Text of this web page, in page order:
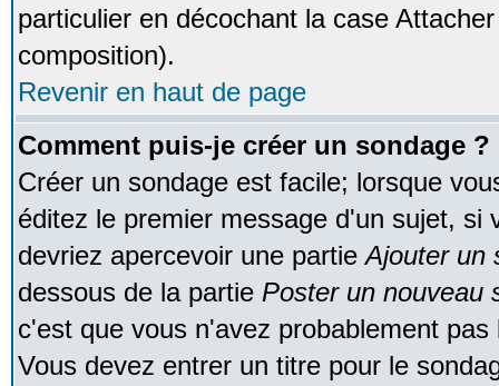
particulier en décochant la case
composition).
Revenir en haut de page
Comment puis-je créer un sondage ?
Créer un sondage est facile; lorsque
éditez le premier message d'un sujet, si
devriez apercevoir une partieAjouter un
dessous de la partie Poster un nouveau
c'est que vous n'avez probablement
Vous devez entrer un titre pour le